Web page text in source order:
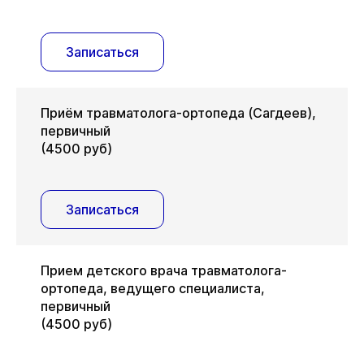
Записаться
Приём травматолога-ортопеда (Сагдеев),
первичный
(4500 руб)
Записаться
Прием детского врача травматолога-
ортопеда, ведущего специалиста,
первичный
(4500 руб)